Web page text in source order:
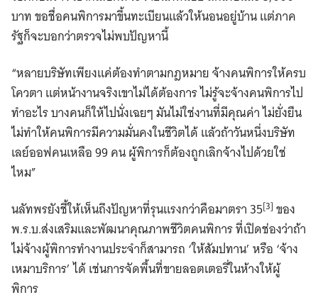
Search
for:
บาท ขอชื่อคนพิการมาขึ้นทะเบียนแล้วให้นอนอยู่บ้าน แต่ภาค
รัฐก็จะบอกว่าตรวจไม่พบปัญหานี้
“หลายบริษัทเพียงแค่ต้องทําตามกฎหมาย จ้างคนพิการให้ครบ
โควตา แต่หน้างานจริงเขาไม่ได้ต้องการ ไม่รู้จะจ้างคนพิการไป
ทำอะไร บางคนก็ให้ไปนั่งเฉยๆ มันไม่ใช่งานที่มีคุณค่า ไม่ยั่งยืน
ไม่ทำให้คนพิการมีความมั่นคงในชีวิตได้ แล้วถ้าวันหนึ่งบริษัท
เลย์ออฟคนเหลือ 99 คน ผู้พิการก็ต้องถูกเลิกจ้างไปด้วยใช่
ไหม”
นลัทพรยังชี้ให้เห็นถึงปัญหาที่รุนแรงกว่าคือมาตรา 35[3] ของ
พ.ร.บ.ส่งเสริมและพัฒนาคุณภาพชีวิตคนพิการ ที่เปิดช่องว่าถ้า
ไม่จ้างผู้พิการทำงานประจำก็สามารถ ‘ให้สัมปทาน’ หรือ ‘จ้าง
เหมาบริการ’ ได้ เช่นการจัดพื้นที่ขายลอตเตอรี่ในห้างให้ผู้
พิการ